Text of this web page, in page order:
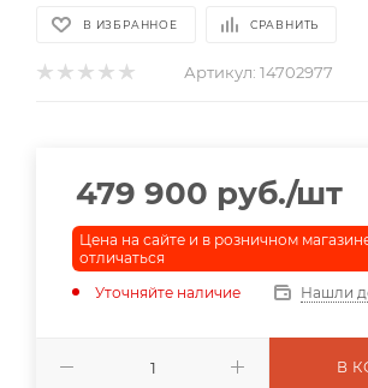
В ИЗБРАННОЕ СРАВНИТЬ
Артикул: 14702977
479 900 руб./шт
Цена на сайте и в розничном
отличаться
Уточняйте наличие
Нашли
В